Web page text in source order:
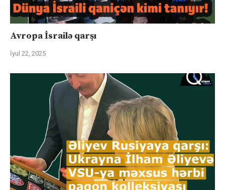
Avropa İsrailə qarşı
İyul 22, 2025